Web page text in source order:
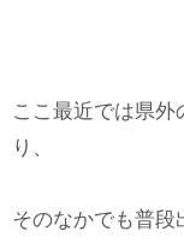
ここ最近では県
り、
そのなかでも普段